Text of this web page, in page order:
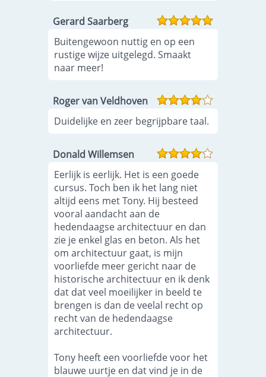
Gerard Saarberg
Buitengewoon nuttig en op een
rustige wijze uitgelegd. Smaakt
naar meer!
Roger van Veldhoven
Duidelijke en zeer begrijpbare taal.
Donald Willemsen
Eerlijk is eerlijk. Het is een goede
cursus. Toch ben ik het lang niet
altijd eens met Tony. Hij besteed
vooral aandacht aan de
hedendaagse architectuur en dan
zie je enkel glas en beton. Als het
om architectuur gaat, is mijn
voorliefde meer gericht naar de
historische architectuur en ik denk
dat dat veel moeilijker in beeld te
brengen is dan de veelal recht op
recht van de hedendaagse
architectuur.
Tony heeft een voorliefde voor het
blauwe uurtje en dat vind je in de